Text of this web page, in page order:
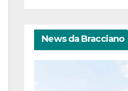
News da Bracciano